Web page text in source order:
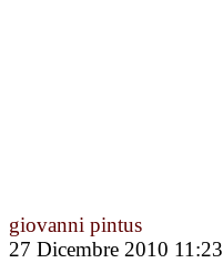
giovanni pintus
27 Dicembre 2010 11:23